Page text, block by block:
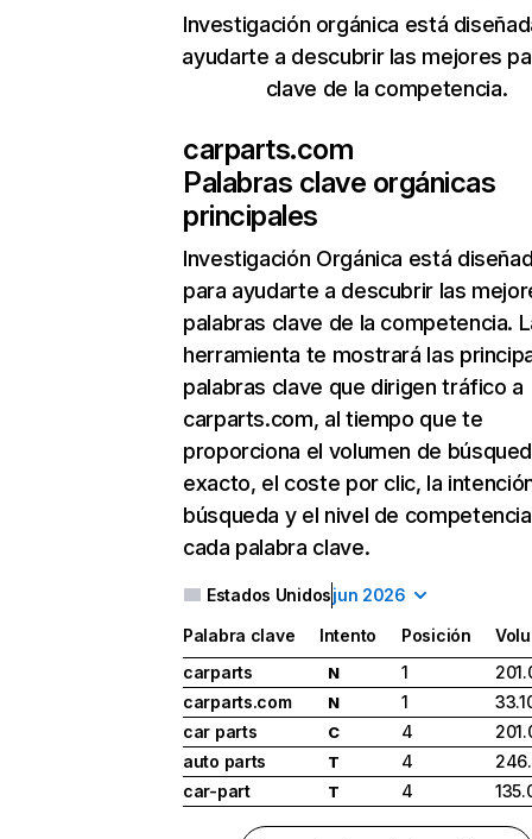
Investigación orgánica está
ayudarte a descubrir las mejores
clave de la competencia.
carparts.com
Palabras clave orgánicas
principales
Investigación Orgánica está
para ayudarte a descubrir las
palabras clave de la competencia.
herramienta te mostrará las
palabras clave que dirigen tráfico a
carparts.com, al tiempo que te
proporciona el volumen de
exacto, el coste por clic, la
búsqueda y el nivel de
cada palabra clave.
Estados Unidosjun 2026
Palabra clave Intento Posición
carparts
N 1
carparts.com
N 1
car parts
C 4
auto parts
T 4
car-part
T 4